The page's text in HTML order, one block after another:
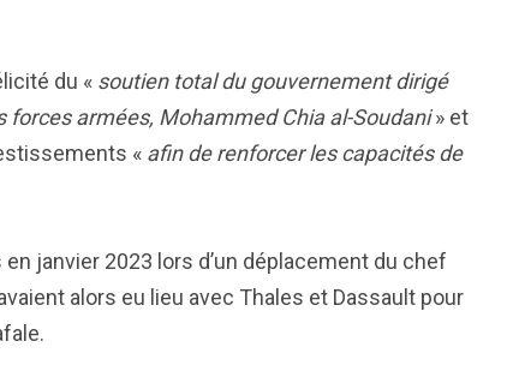
du « soutien total du gouvernement dirigé
armées, Mohammed Chia al-Soudani» et
« afin de renforcer les capacités de
janvier 2023 lors d’un déplacement du chef
alors eu lieu avec Thales et Dassault pour